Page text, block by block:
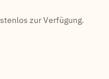
zur Verfügung.